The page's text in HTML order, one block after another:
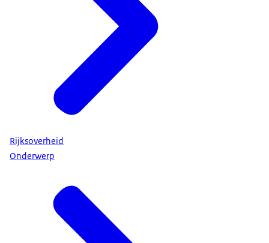
Rijksoverheid
Onderwerp